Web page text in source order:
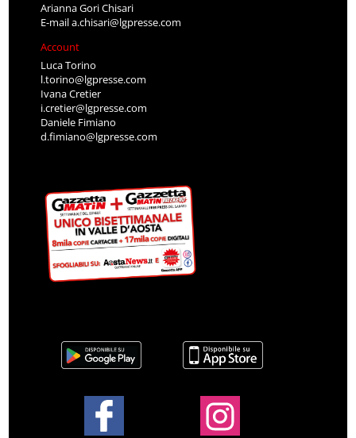
Arianna Gori Chisari
E-maila.chisari@lgpresse.com
Account
Luca Torino
l.torino@lgpresse.com
Ivana Cretier
i.cretier@lgpresse.com
Daniele Fimiano
d.fimiano@lgpresse.com